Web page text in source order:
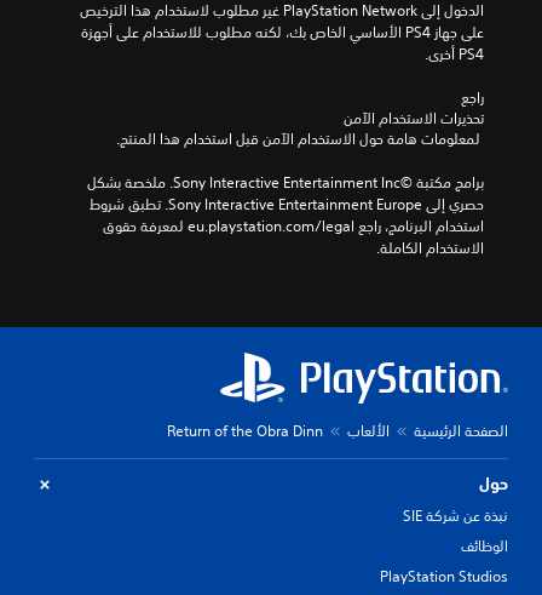
PS4 أخرى.
راجع
تحذيرات الاستخدام الآمن
الاستخدام الكاملة.
الصفحة الرئيسية الألعاب Return of the Obra Dinn
حول
نبذة عن شركة SIE
الوظائف
PlayStation Studios